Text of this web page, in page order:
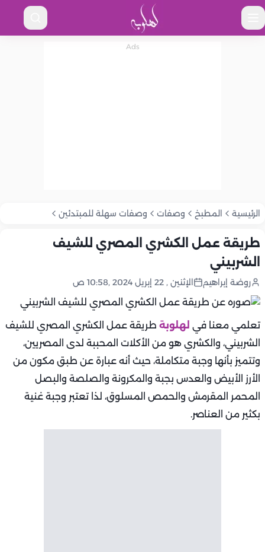
الرئيسية المطبخ وصفات وصفات سهلة للمبتدئين
طريقة عمل الكشري المصري للشيف
الشربيني
روضة إبراهيم الإثنين , 22 إبريل 2024 ,10:58 ص
تعلمي معنا في لهلوبة طريقة عمل الكشري المصري للشيف
الشربيني، والكشري هو من الأكلات المحببة لدى المصريين،
وتتميز بأنها وجبة متكاملة، حيث أنه عبارة عن طبق مكون من
الأرز الأبيض والعدس بجبة والمكرونة والصلصة والبصل
المحمر المقرمش والحمص المسلوق، لذا تعتبر وجبة غنية
بكثير من العناصر.